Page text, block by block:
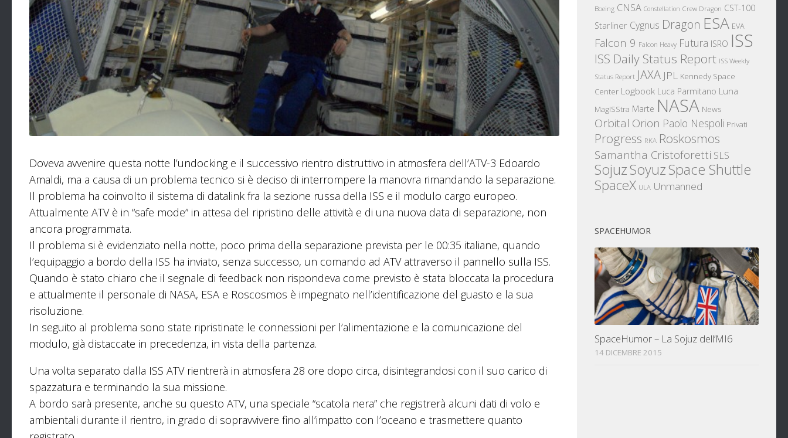
Doveva avvenire questa notte l’undocking e il successivo rientro distruttivo in atmosfera dell’ATV-3 Edoardo
Amaldi, ma a causa di un problema tecnico si è deciso di interrompere la manovra rimandando la separazione.
Il problema ha coinvolto il sistema di datalink fra la sezione russa della ISS e il modulo cargo europeo.
Attualmente ATV è in “safe mode” in attesa del ripristino delle attività e di una nuova data di separazione, non
ancora programmata.
Il problema si è evidenziato nella notte, poco prima della separazione prevista per le 00:35 italiane, quando
l’equipaggio a bordo della ISS ha inviato, senza successo, un comando ad ATV attraverso il pannello sulla ISS.
Quando è stato chiaro che il segnale di feedback non rispondeva come previsto è stata bloccata la procedura
e attualmente il personale di NASA, ESA e Roscosmos è impegnato nell’identificazione del guasto e la sua
risoluzione.
In seguito al problema sono state ripristinate le connessioni per l’alimentazione e la comunicazione del
modulo, già distaccate in precedenza, in vista della partenza.
Una volta separato dalla ISS ATV rientrerà in atmosfera 28 ore dopo circa, disintegrandosi con il suo carico di
spazzatura e terminando la sua missione.
A bordo sarà presente, anche su questo ATV, una speciale “scatola nera” che registrerà alcuni dati di volo e
ambientali durante il rientro, in grado di sopravvivere fino all’impatto con l’oceano e trasmettere quanto
Boeing CNSA Constellation Crew Dragon CST-100
Starliner Cygnus Dragon ESA EVA
Falcon 9 Falcon Heavy Futura ISRO ISS
ISS Daily Status Report ISS Weekly
Status Report JAXA JPL Kennedy Space
Center Logbook Luca Parmitano Luna
MagISStra Marte NASA News
Orbital Orion Paolo Nespoli Privati
Progress RKA Roskosmos
Samantha Cristoforetti SLS
SojuzSoyuzSpace Shuttle
SpaceX ULA Unmanned
SPACEHUMOR
SpaceHumor – La Sojuz dell’MI6
14 DICEMBRE 2015